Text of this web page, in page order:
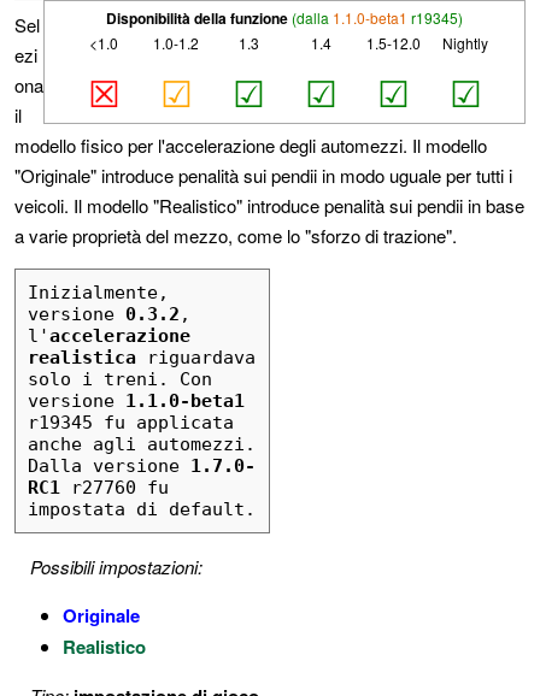
Disponibilità della funzione (dalla 1.1.0-beta1 r19345)
<1.0
☒
1.0-1.2
☑
1.3
☑
1.4
☑
1.5-12.0
☑
Nightly
☑
Sel
ezi
ona
il
modello fisico per l'accelerazione degli automezzi. Il modello
"Originale" introduce penalità sui pendii in modo uguale per tutti i
veicoli. Il modello "Realistico" introduce penalità sui pendii in base
a varie proprietà del mezzo, come lo "sforzo di trazione".
Inizialmente,
versione 0.3.2 ,
l'accelerazione
realistica riguardava
solo i treni. Con
versione 1.1.0-beta1
r19345 fu applicata
anche agli automezzi.
Dalla versione 1.7.0-
RC1 r27760 fu
impostata di default.
Possibili impostazioni:
Originale
Realistico